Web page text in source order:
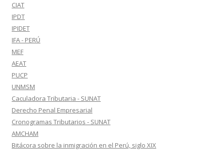
CIAT
IPDT
IPIDET
IFA - PERÚ
MEF
AEAT
PUCP
UNMSM
Caculadora Tributaria - SUNAT
Derecho Penal Empresarial
Cronogramas Tributarios - SUNAT
AMCHAM
Bitácora sobre la inmigración en el Perú, siglo XIX